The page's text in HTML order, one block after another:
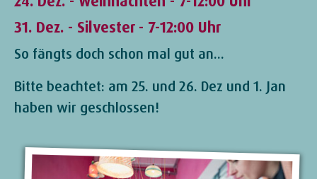
31. Dez. - Silvester - 7-12:00 Uhr
So fängts doch schon mal gut an...
Bitte beachtet: am 25. und 26. Dez und 1. Jan
haben wir geschlossen!